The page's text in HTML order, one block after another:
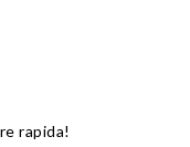
rapida!